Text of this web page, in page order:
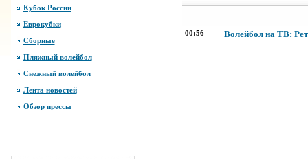
Кубок России
Еврокубки
Сборные
Пляжный волейбол
Снежный волейбол
Лента новостей
Обзор прессы
00:56 Волейбол на ТВ: